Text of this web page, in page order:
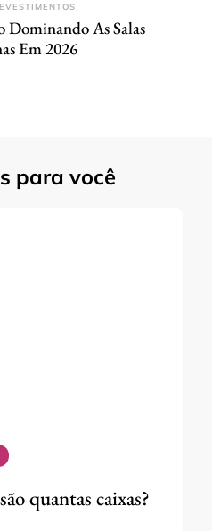
Dominando As Salas
Em 2026
para você
quantas caixas?